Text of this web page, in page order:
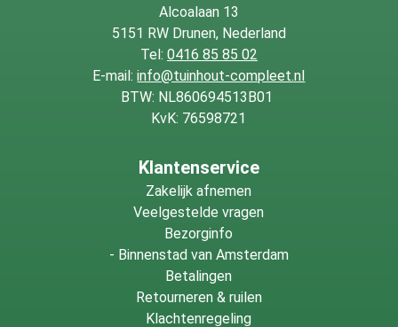
Alcoalaan 13
5151 RW Drunen, Nederland
Tel: 0416 85 85 02
E-mail:info@tuinhout-compleet.nl
BTW: NL860694513B01
KvK: 76598721
Klantenservice
Zakelijk afnemen
Veelgestelde vragen
Bezorginfo
- Binnenstad van Amsterdam
Betalingen
Retourneren & ruilen
Klachtenregeling